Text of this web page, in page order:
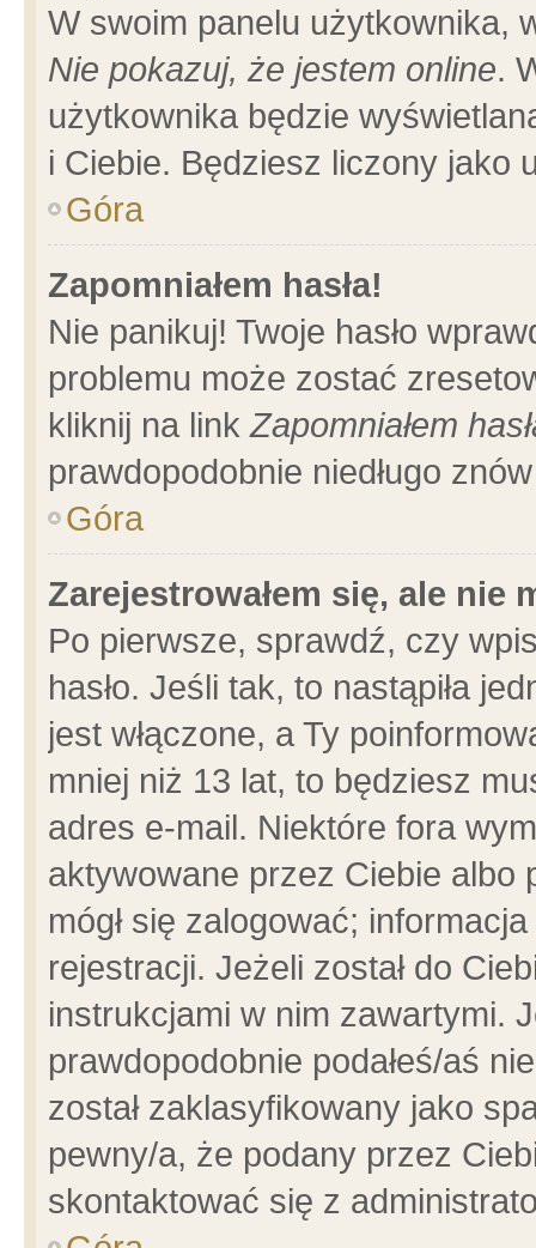
W swoim panelu użytkownika,
Nie pokazuj, że jestem online.
użytkownika będzie
i Ciebie. Będziesz liczony jako
Góra
Zapomniałem hasła!
Nie panikuj! Twoje hasło
problemu może zostać
kliknij na linkZapomniałem
prawdopodobnie niedługo
Góra
Zarejestrowałem się, ale nie
Po pierwsze, sprawdź, czy
hasło. Jeśli tak, to nastąpiła
jest włączone, a Ty
mniej niż 13 lat, to będziesz
adres e-mail. Niektóre fora
aktywowane przez Ciebie albo
mógł się zalogować;
rejestracji. Jeżeli został do
instrukcjami w nim zawartymi.
prawdopodobnie podałeś/aś
został zaklasyfikowany jako
pewny/a, że podany przez
skontaktować się z